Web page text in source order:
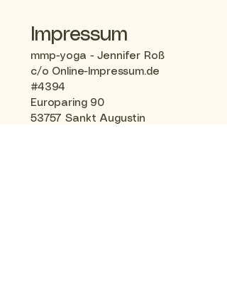
Impressum
mmp-yoga - Jennifer Roß
c/o Online-Impressum.de
#4394
Europaring 90
53757 Sankt Augustin